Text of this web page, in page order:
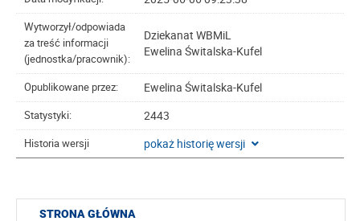
Wytworzył/odpowiada
za treść informacji
(jednostka/pracownik):
Dziekanat WBMiL
Ewelina Świtalska-Kufel
Opublikowane przez: Ewelina Świtalska-Kufel
Statystyki: 2443
Historia wersji pokaż historię wersji
STRONA GŁÓWNA